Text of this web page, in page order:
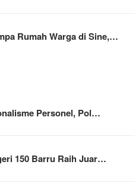
Rumah Warga di Sine,…
Personel, Pol…
150 Barru Raih Juar…